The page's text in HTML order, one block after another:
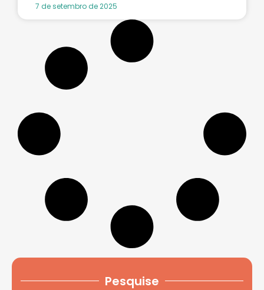
7 de setembro de 2025
Pesquise